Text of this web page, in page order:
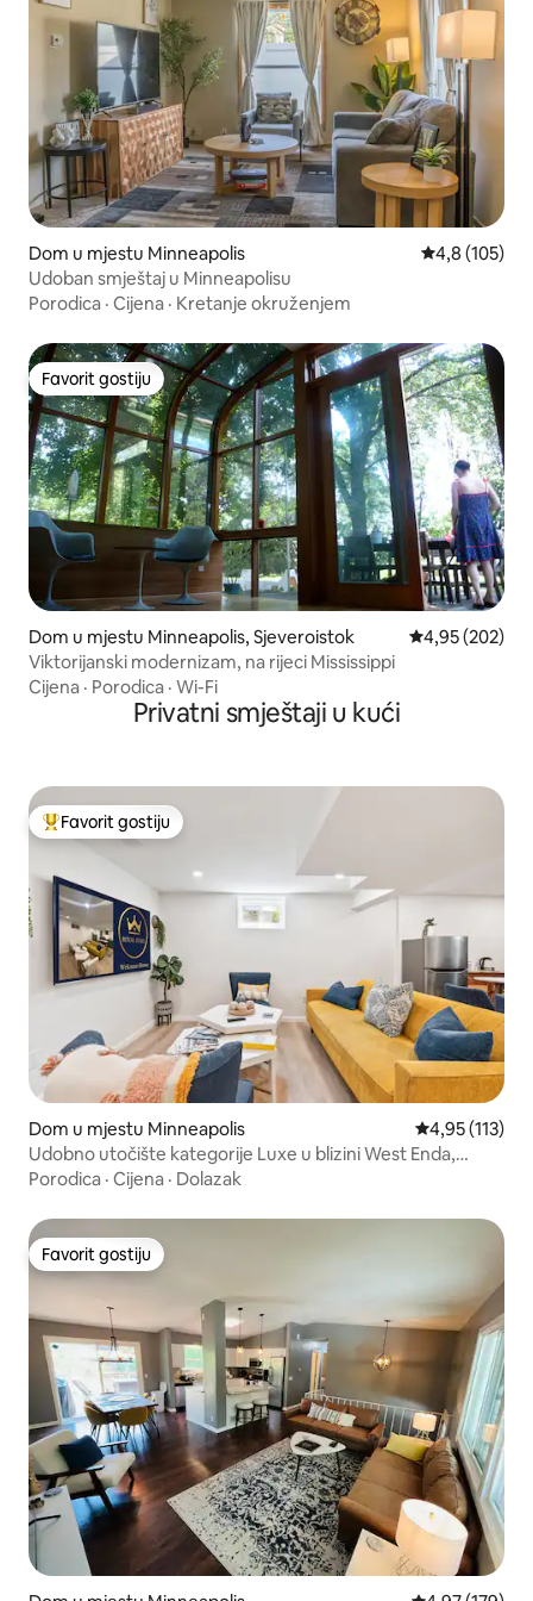
Dom u mjestu Minneapolis Prosječna
4,8 (105)
Udoban smještaj u Minneapolisu
Porodica · Cijena · Kretanje okruženjem
Favorit gostiju
Favorit gostiju
Dom u mjestu Minneapolis, Sjeveroistok Prosječna
4,95 (202)
Viktorijanski modernizam, na rijeci Mississippi
Cijena · Porodica · Wi-Fi
Privatni smještaji u kući
Glavni favorit gostiju
Favorit gostiju
Dom u mjestu Minneapolis Prosječna
4,95 (113)
Udobno utočište kategorije Luxe u blizini West Enda,
parkovi i centar grada
Porodica · Cijena · Dolazak
Favorit gostiju
Favorit gostiju